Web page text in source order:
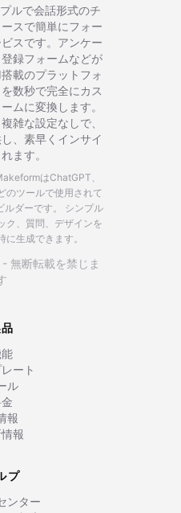
ルで会話形式のチ
スで簡単にフォー
スです。アンケー
録フォームなどが
載のプラットフォ
数秒で完全にカス
ムに変換します。
雑な設定なしで、
、素早くインサイ
ます。
はChatGPT、
のツールで使用されて
ダーです。
シンプル
ク、質問、デザインを
生成できます。
断転載を禁じま
ート
ル
報
報
プ
ンター